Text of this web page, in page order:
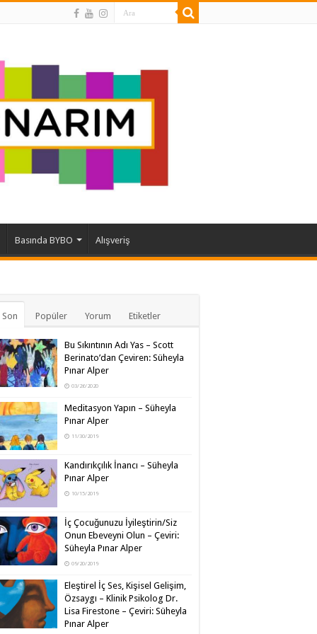
Basında BYBO Alışveriş
Son Popüler Yorum Etiketler
Bu Sıkıntının Adı Yas – Scott
Berinato’dan Çeviren: Süheyla
Pınar Alper
03/26/2020
Meditasyon Yapın – Süheyla
Pınar Alper
11/30/2019
Kandırıkçılık İnancı – Süheyla
Pınar Alper
10/15/2019
İç Çocuğunuzu İyileştirin/Siz
Onun Ebeveyni Olun – Çeviri:
Süheyla Pınar Alper
09/20/2019
Eleştirel İç Ses, Kişisel Gelişim,
Özsaygı – Klinik Psikolog Dr.
Lisa Firestone – Çeviri: Süheyla
Pınar Alper